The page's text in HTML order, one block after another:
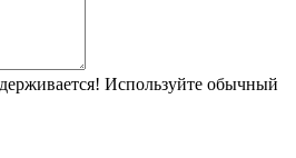
Используйте обычный